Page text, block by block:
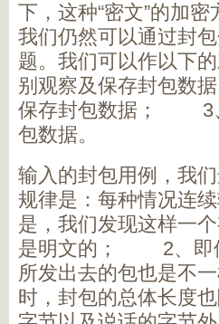
下，这种“密文”的加
我们仍然可以通过封
题。我们可以作以下
别观察及保存封包数
保存封包数据； 3、
包数据。
输入的封包用例，我
规律是：每种情况连
是，我们发现这样
是明文的； 2、即使
所发出去的包也是
时，封包的总体长